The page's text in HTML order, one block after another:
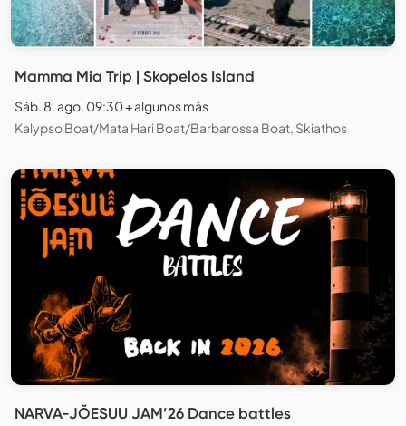
Mamma Mia Trip | Skopelos Island
Sáb. 8. ago. 09:30 + algunos más
Kalypso Boat/Mata Hari Boat/Barbarossa Boat, Skiathos
NARVA-JÕESUU JAM’26 Dance battles